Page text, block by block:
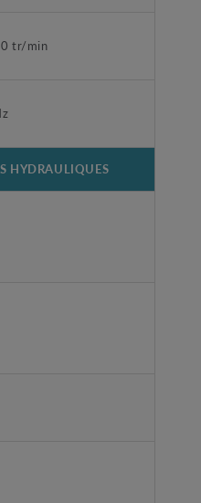
tr/min
HYDRAULIQUES